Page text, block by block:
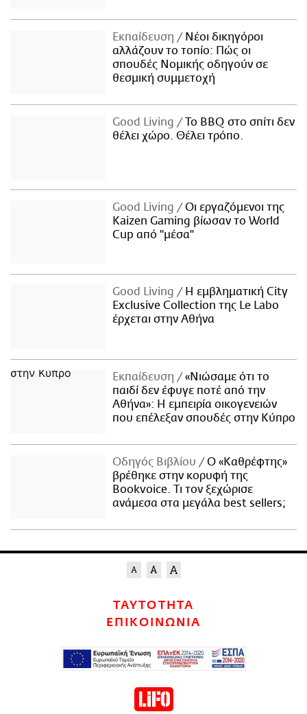
Εκπαίδευση
Νέοι δικηγόροι
αλλάζουν το τοπίο: Πώς οι
σπουδές Νομικής οδηγούν σε
θεσμική συμμετοχή
Good Living
Το BBQ στο σπίτι δεν
θέλει χώρο. Θέλει τρόπο.
Good Living
Οι εργαζόμενοι της
Kaizen Gaming βίωσαν το World
Cup από "μέσα"
Good Living
Η εμβληματική City
Exclusive Collection της Le Labo
έρχεται στην Αθήνα
Εκπαίδευση
«Νιώσαμε ότι το
παιδί δεν έφυγε ποτέ από την
Αθήνα»: Η εμπειρία οικογενειών
που επέλεξαν σπουδές στην Κύπρο
Οδηγός Βιβλίου
Ο «Καθρέφτης»
βρέθηκε στην κορυφή της
Bookvoice. Τι τον ξεχώρισε
ανάμεσα στα μεγάλα best sellers;
ΤΑΥΤΟΤΗΤΑ
ΕΠΙΚΟΙΝΩΝΙΑ